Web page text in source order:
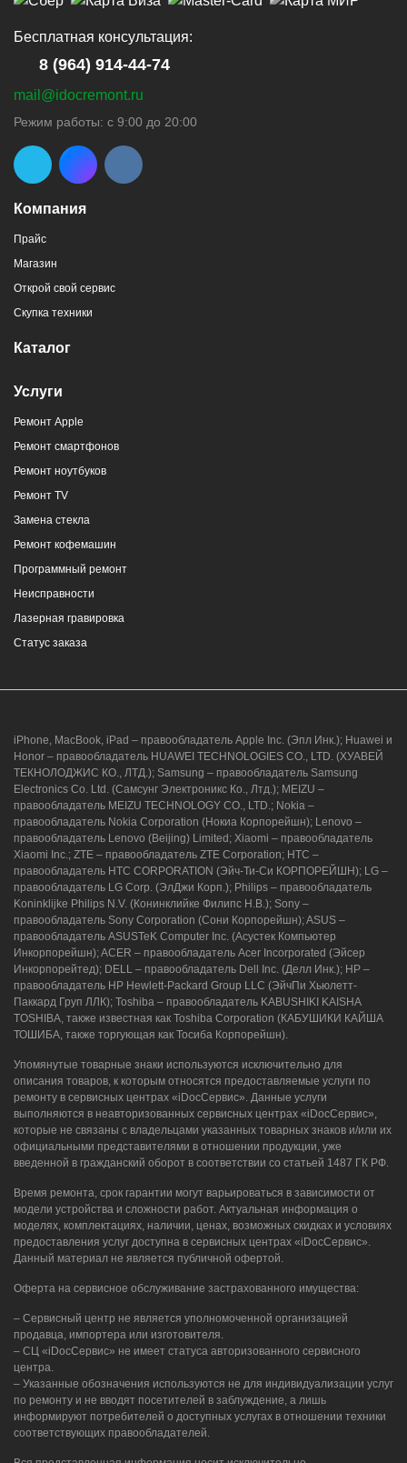
8 (964) 914-44-74
8 (964) 914-44-74
г. Новороссийск, ул. Героев Десантников,
2/4
8 (964) 914-44-74
г. Новороссийск, ул. Героев Десантников,
г. Новороссийск, ул. Героев Десантников,
2/3
8 (964) 914-44-74(с 9:00 до 20:00)
Компания
Прайс
Магазин
Открой свой сервис
Скупка техники
Каталог
Услуги
Ремонт Apple
Ремонт смартфонов
Ремонт ноутбуков
Ремонт TV
Замена стекла
Ремонт кофемашин
Программный ремонт
Неисправности
Лазерная гравировка
Статус заказа
Бесплатная консультация:
8 (964) 914-44-74
mail@idocremont.ru
Режим работы: с 9:00 до 20:00
iPhone, MacBook, iPad – правообладатель Apple Inc. (Эпл Инк.); Huawei и
Honor – правообладатель HUAWEI TECHNOLOGIES CO., LTD. (ХУАВЕЙ
ТЕКНОЛОДЖИС КО., ЛТД.); Samsung – правообладатель Samsung
Electronics Co. Ltd. (Самсунг Электроникс Ко., Лтд.); MEIZU –
правообладатель MEIZU TECHNOLOGY CO., LTD.; Nokia –
правообладатель Nokia Corporation (Нокиа Корпорейшн); Lenovo –
правообладатель Lenovo (Beijing) Limited; Xiaomi – правообладатель
Xiaomi Inc.; ZTE – правообладатель ZTE Corporation; HTC –
правообладатель HTC CORPORATION (Эйч-Ти-Си КОРПОРЕЙШН); LG –
правообладатель LG Corp. (ЭлДжи Корп.); Philips – правообладатель
Koninklijke Philips N.V. (Конинклийке Филипс Н.В.); Sony –
правообладатель Sony Corporation (Сони Корпорейшн); ASUS –
правообладатель ASUSTeK Computer Inc. (Асустек Компьютер
Инкорпорейшн); ACER – правообладатель Acer Incorporated (Эйсер
Инкорпорейтед); DELL – правообладатель Dell Inc. (Делл Инк.); HP –
правообладатель HP Hewlett-Packard Group LLC (ЭйчПи Хьюлетт-
Паккард Груп ЛЛК); Toshiba – правообладатель KABUSHIKI KAISHA
TOSHIBA, также известная как Toshiba Corporation (КАБУШИКИ КАЙША
ТОШИБА, также торгующая как Тосиба Корпорейшн).
Упомянутые товарные знаки используются исключительно для
описания товаров, к которым относятся предоставляемые услуги по
ремонту в сервисных центрах «iDocСервис». Данные услуги
выполняются в неавторизованных сервисных центрах «iDocСервис»,
которые не связаны с владельцами указанных товарных знаков и/или их
официальными представителями в отношении продукции, уже
введенной в гражданский оборот в соответствии со статьей 1487 ГК РФ.
Время ремонта, срок гарантии могут варьироваться в зависимости от
модели устройства и сложности работ. Актуальная информация о
моделях, комплектациях, наличии, ценах, возможных скидках и условиях
предоставления услуг доступна в сервисных центрах «iDocСервис».
Данный материал не является публичной офертой.
Оферта на сервисное обслуживание застрахованного имущества:
– Сервисный центр не является уполномоченной организацией
продавца, импортера или изготовителя.
– СЦ «iDocСервис» не имеет статуса авторизованного сервисного
центра.
– Указанные обозначения используются не для индивидуализации услуг
по ремонту и не вводят посетителей в заблуждение, а лишь
информируют потребителей о доступных услугах в отношении техники
соответствующих правообладателей.